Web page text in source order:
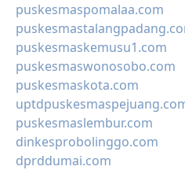
puskesmaspomalaa.com
puskesmaskemusu1.com
puskesmaswonosobo.com
puskesmaskota.com
puskesmaslembur.com
dinkesprobolinggo.com
dprddumai.com